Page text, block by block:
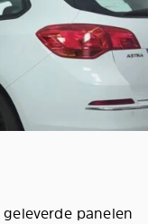
panelen